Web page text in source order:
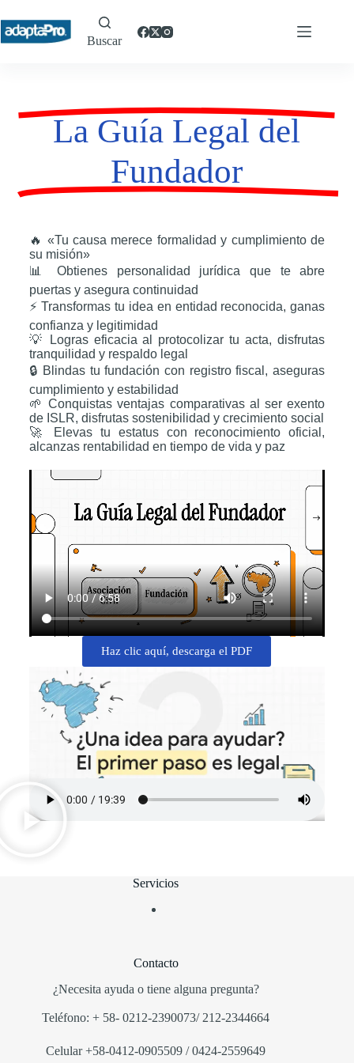
Buscar
La Guía Legal del
Fundador
🔥 «Tu causa merece formalidad y cumplimiento de
su misión»
📊 Obtienes personalidad jurídica que te abre
puertas y asegura continuidad
⚡ Transformas tu idea en entidad reconocida, ganas
confianza y legitimidad
💡 Logras eficacia al protocolizar tu acta, disfrutas
tranquilidad y respaldo legal
🔒 Blindas tu fundación con registro fiscal, aseguras
cumplimiento y estabilidad
🌱 Conquistas ventajas comparativas al ser exento
de ISLR, disfrutas sostenibilidad y crecimiento social
🚀 Elevas tu estatus con reconocimiento oficial,
alcanzas rentabilidad en tiempo de vida y paz
Haz clic aquí, descarga el PDF
Servicios
Contacto
¿Necesita ayuda o tiene alguna pregunta?
Teléfono: + 58-0212-2390073/ 212-2344664
Celular+58-0412-0905509/ 0424-2559649